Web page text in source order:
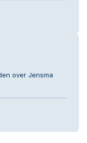
over Jensma